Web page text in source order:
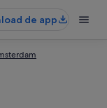
de app